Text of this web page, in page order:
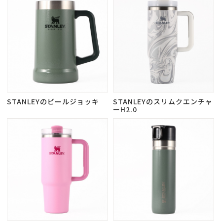
STANLEYのビールジョッキ
STANLEYのスリムクエンチャ
ーH2.0